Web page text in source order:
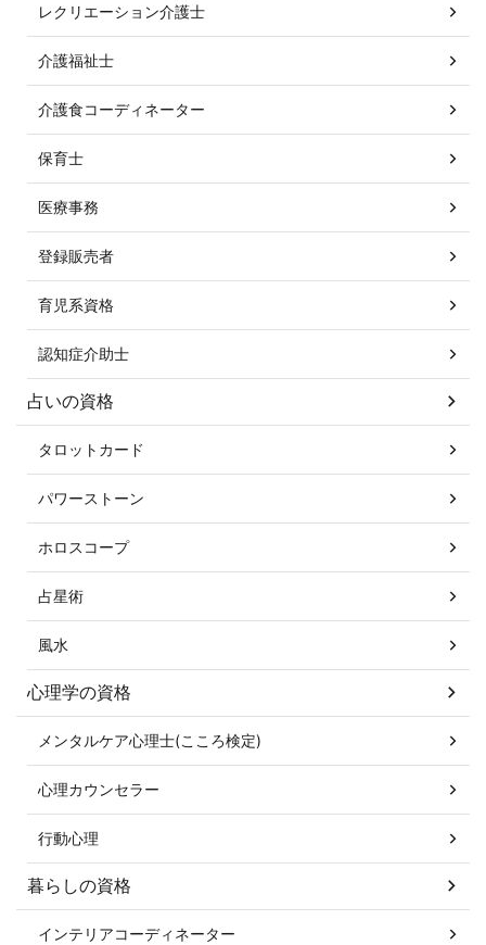
レクリエーション介護士
介護福祉士
介護食コーディネーター
保育士
医療事務
登録販売者
育児系資格
認知症介助士
占いの資格
タロットカード
パワーストーン
ホロスコープ
占星術
風水
心理学の資格
メンタルケア心理士(こころ検定)
心理カウンセラー
行動心理
暮らしの資格
インテリアコーディネーター